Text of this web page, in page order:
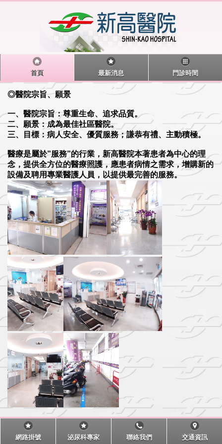
首頁 最新消息 門診時間
◎醫院宗旨、願景
一、醫院宗旨：尊重生命、追求品質。
二、願景：成為最佳社區醫院。
三、目標：病人安全、優質服務；謙恭有禮、主動積極。
醫療是屬於”服務”的行業，新高醫院本著患者為中心的理
念，提供全方位的醫療照護，應患者病情之需求，增購新的
設備及聘用專業醫護人員，以提供最完善的服務。
網路掛號 泌尿科專家 聯絡我們 交通資訊